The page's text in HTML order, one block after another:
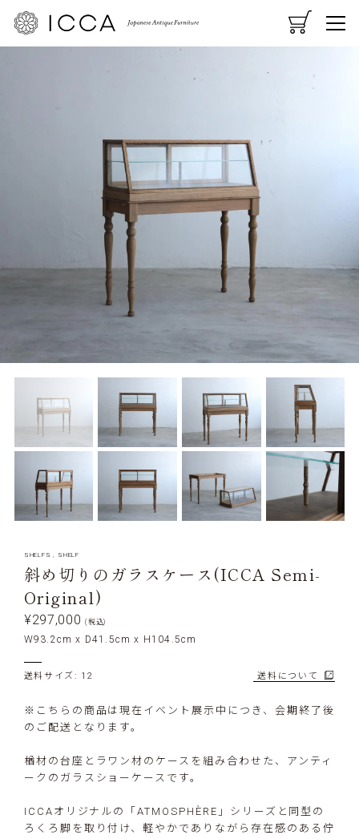
CART MENU
SHELFS , SHELF
斜め切りのガラスケース(ICCA Semi-
Original)
¥297,000 (税込)
W93.2cm x D41.5cm x H104.5cm
送料サイズ: 12 送料について
※こちらの商品は現在イベント展示中につき、会期終了後
のご配送となります。
楢材の台座とラワン材のケースを組み合わせた、アンティ
ークのガラスショーケースです。
ICCAオリジナルの「ATMOSPHÈRE」シリーズと同型の
ろくろ脚を取り付け、軽やかでありながら存在感のある佇